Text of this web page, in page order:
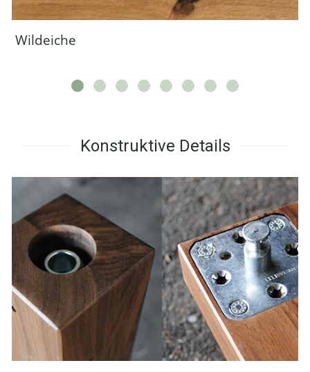
Wildeiche
Konstruktive Details